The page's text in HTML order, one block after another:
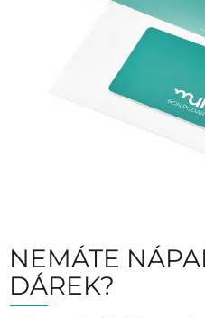
NEMÁTE
DÁREK?